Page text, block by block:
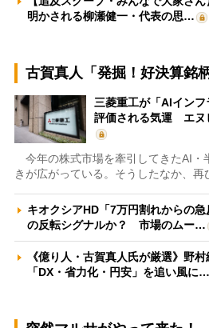
明かされる柳瀬健一・代表の思…
古賀真人「発掘！好決算銘柄
三菱重工が「AIイン
評価される気運 エヌ
今年の株式市場を牽引してきたAI・
きが広がっている。そうしたなか、再
キオクシアHD「7万円割れからの
の反転シグナルか？ 市場のムー…
《億り人・古賀真人氏が厳選》野
「DX・省力化・円安」を追い風に…